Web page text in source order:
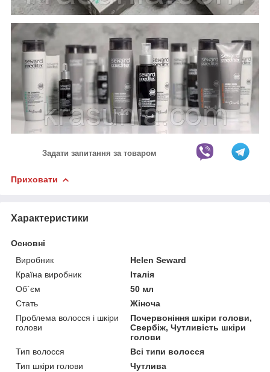
Задати запитання за товаром
Приховати
Характеристики
Основні
Виробник
Helen Seward
Країна виробник
Італія
Об`єм
50 мл
Стать
Жіноча
Проблема волосся і шкіри
голови
Почервоніння шкіри голови,
Свербіж, Чутливість шкіри
голови
Тип волосся
Всі типи волосся
Тип шкіри голови
Чутлива